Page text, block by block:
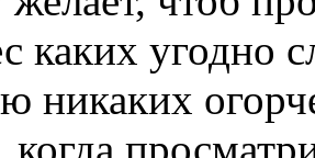
каких
никаких
когда